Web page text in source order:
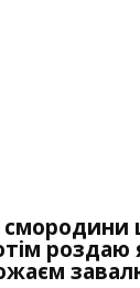
роздаю